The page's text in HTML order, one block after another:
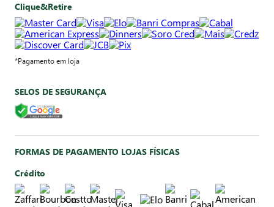
Clique&Retire
*Pagamento em loja
SELOS DE SEGURANÇA
FORMAS DE PAGAMENTO LOJAS FÍSICAS
Crédito